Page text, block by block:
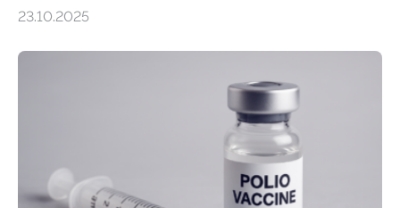
Betroffenen können mit heutigen Methoden geheilt
Dringend benötigt werden zielgerichtete Therapien, die
nur Tumorschwachstellen angreifen und normales
Gewebe verschonen. Forschende um Daniel Merk vom
Hertie-Institut für klinische Hirnforschung am
Universitätsklinikum Tübingen haben eine solche
Schwachstelle im Erbgut einer Untergruppe des
23.10.2025